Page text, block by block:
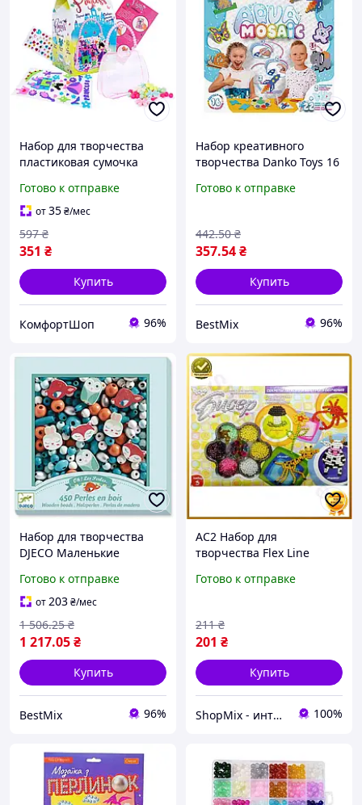
Набор для творчества
пластиковая сумочка
бусинки браслета 1 шт
Різнокольоровий Strateg
FK-13124
Готово к отправке
от35₴/мес
351 ₴
597 ₴
Купить
КомфортШоп 96%
Набор креативного
творчества Danko Toys 16
Готово к отправке
357.54₴
442.50 ₴
Купить
BestMix 96%
Набор для творчества
DJECO Маленькие
деревянных бусинок
разноцветный 4-8 лет
Готово к отправке
от203₴/мес
1 217.05₴
1 506.25 ₴
Купить
BestMix 96%
AC2 Набор для
творчества Flex Line
бусинки для рукоделия и
Готово к отправке
201 ₴
211 ₴
Купить
ShopMix - интернет-магазин сумок и аксессуаров 100%